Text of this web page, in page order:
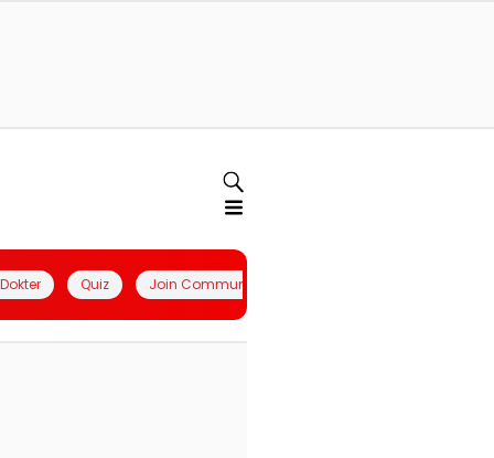
Quiz Join Community